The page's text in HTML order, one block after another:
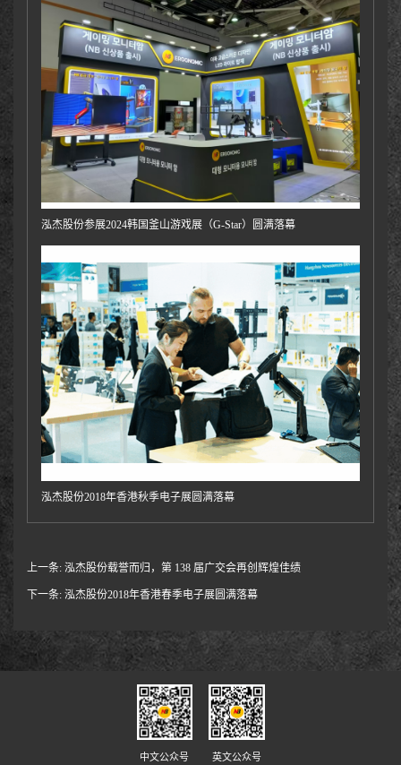
泓杰股份参展2024韩国釜山游戏展（G-Star）圆满落幕
泓杰股份2018年香港秋季电子展圆满落幕
上一条: 泓杰股份载誉而归，第 138 届广交会再创辉煌佳绩
下一条: 泓杰股份2018年香港春季电子展圆满落幕
中文公众号 英文公众号